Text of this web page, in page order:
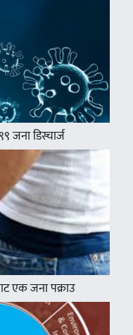
जना डिस्चार्ज
एक जना पक्राउ